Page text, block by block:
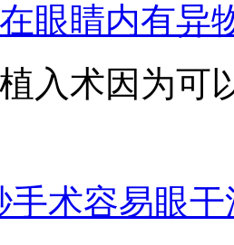
眼睛内有异
入术因为可
手术容易眼